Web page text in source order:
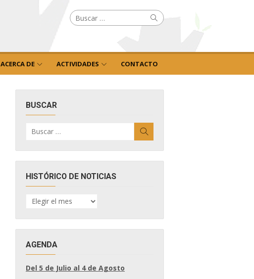
Buscar
por: Buscar
ACERCA DE ACTIVIDADES CONTACTO
BUSCAR
por:
HISTÓRICO DE NOTICIAS
HISTÓRICO
DE
AGENDA
Del 5 de Julio al 4 de Agosto